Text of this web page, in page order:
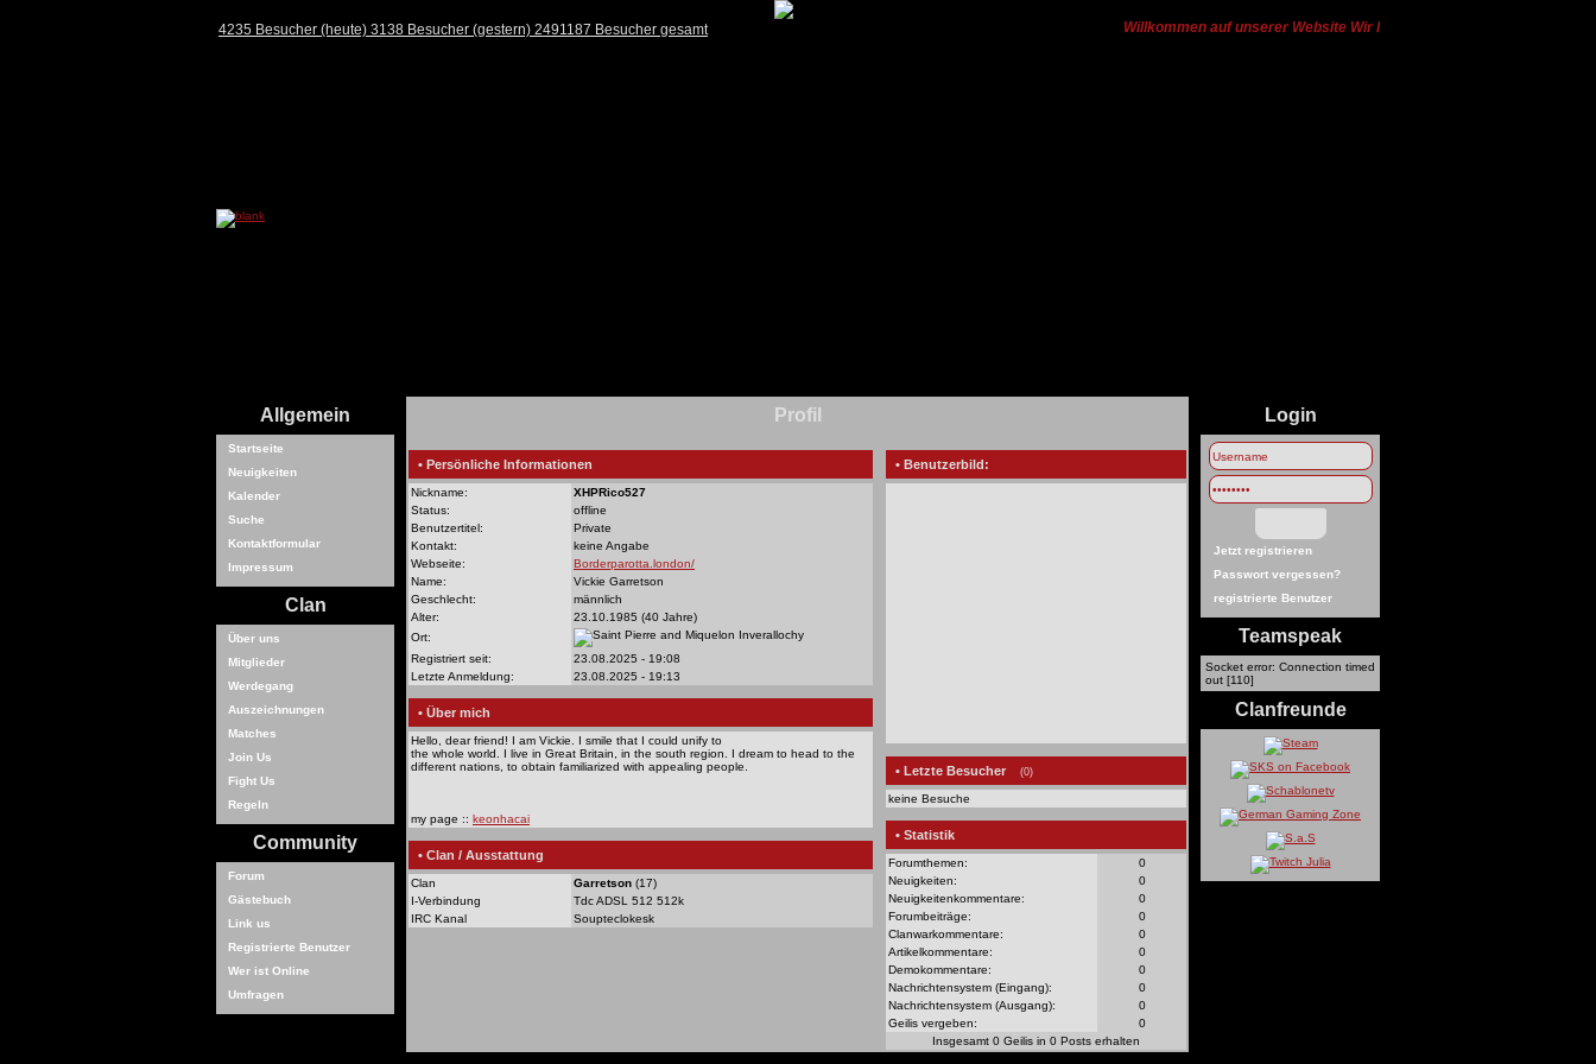
4235 Besucher (heute) 3138 Besucher (gestern) 2491187 Besucher gesamt Willkommen auf unserer Website Wir haben von Ts3 zu Discord
Allgemein
Startseite
Neuigkeiten
Kalender
Suche
Kontaktformular
Impressum
Clan
Über uns
Mitglieder
Werdegang
Auszeichnungen
Matches
Join Us
Fight Us
Regeln
Community
Forum
Gästebuch
Link us
Registrierte Benutzer
Wer ist Online
Umfragen
Profil
• Persönliche Informationen
Nickname:
XHPRico527
Status:
offline
Benutzertitel:
Private
Kontakt:
keine Angabe
Webseite:
Borderparotta.london/
Name:
Vickie Garretson
Geschlecht:
männlich
Alter:
23.10.1985 (40 Jahre)
Ort:
Inverallochy
Registriert seit:
23.08.2025 - 19:08
Letzte Anmeldung:
23.08.2025 - 19:13
• Über mich
Hello, dear friend! I am Vickie. I smile that I could unify to
the whole world. I live in Great Britain, in the south region. I dream to head to the
different nations, to obtain familiarized with appealing people.
my page :: keonhacai
• Clan / Ausstattung
Clan Garretson (17)
I-Verbindung
Tdc ADSL 512 512k
IRC Kanal
Soupteclokesk
• Benutzerbild:
• Letzte Besucher (0)
keine Besuche
• Statistik
Forumthemen:
0
Neuigkeiten:
0
Neuigkeitenkommentare:
0
Forumbeiträge:
0
Clanwarkommentare:
0
Artikelkommentare:
0
Demokommentare:
0
Nachrichtensystem (Eingang):
0
Nachrichtensystem (Ausgang):
0
Geilis vergeben:
0
Insgesamt 0 Geilis in 0 Posts erhalten
Login
Jetzt registrieren
Passwort vergessen?
registrierte Benutzer
Teamspeak
Socket error: Connection timed
out [110]
Clanfreunde